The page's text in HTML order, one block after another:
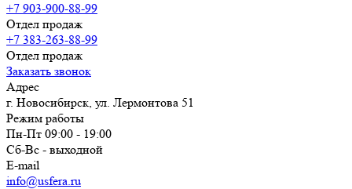
+7 903-900-88-99
Отдел продаж
+7 383-263-88-99
Отдел продаж
Заказать звонок
Адрес
г. Новосибирск, ул. Лермонтова 51
Режим работы
Пн-Пт 09:00 - 19:00
Сб-Вс - выходной
E-mail
info@usfera.ru